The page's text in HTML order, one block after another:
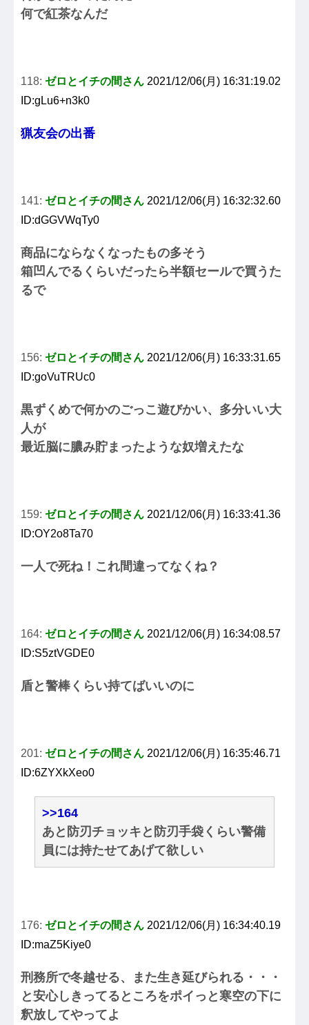
何で紅茶なんだ
118: ゼロとイチの間さん 2021/12/06(月) 16:31:19.02
ID:gLu6+n3k0
猟友会の出番
141: ゼロとイチの間さん 2021/12/06(月) 16:32:32.60
ID:dGGVWqTy0
商品にならなくなったもの多そう
箱凹んでるくらいだったら半額セールで買うた
るで
156: ゼロとイチの間さん 2021/12/06(月) 16:33:31.65
ID:goVuTRUc0
黒ずくめで何かのごっこ遊びかい、多分いい大
人が
最近脳に膿み貯まったような奴増えたな
159: ゼロとイチの間さん 2021/12/06(月) 16:33:41.36
ID:OY2o8Ta70
一人で死ね！これ間違ってなくね？
164: ゼロとイチの間さん 2021/12/06(月) 16:34:08.57
ID:S5ztVGDE0
盾と警棒くらい持てばいいのに
201: ゼロとイチの間さん 2021/12/06(月) 16:35:46.71
ID:6ZYXkXeo0
>>164
あと防刃チョッキと防刃手袋くらい警備
員には持たせてあげて欲しい
176: ゼロとイチの間さん 2021/12/06(月) 16:34:40.19
ID:maZ5Kiye0
刑務所で冬越せる、また生き延びられる・・・
と安心しきってるところをポイっと寒空の下に
釈放してやってよ